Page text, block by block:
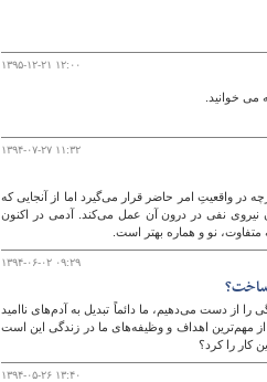
۱۳۹۵-۱۲-۲۱ ۱۲:۰۰
می خوانید.
۱۳۹۴-۰۷-۲۷ ۱۱:۳۲
در واقعیتِ امر حاضر قرار می‌گیرد اما از آنجایی که
نیروی نفی در درون آن عمل می‌کند. آدمی در اکنون
نو و هماره بهتر است.
۱۳۹۴-۰۶-۰۲ ۰۹:۲۹
ساخت؟
از دست می‌دهیم، ما دائماً تبدیل به آدم‌های ناامید
مهم‌ترین اهداف و وظیفه‌های ما در زندگی این است
کار را کرد؟
۱۳۹۴-۰۵-۲۶ ۱۳:۴۰